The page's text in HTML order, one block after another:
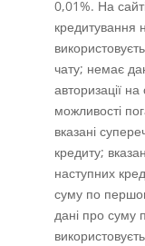
0,01%. На
кредитування
чату; немає
авторизації
можливості
вказані
кредиту;
наступних
суму по
дані про суму